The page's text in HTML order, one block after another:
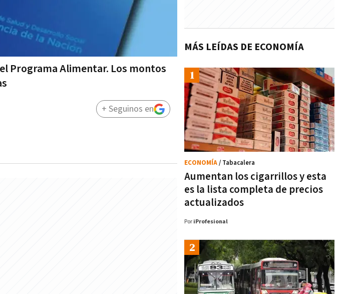
Programa Alimentar. Los montos
+ Seguinos en
MÁS LEÍDAS DE ECONOMÍA
Aumentan los cigarrillos y esta
es la lista completa de precios
actualizados
ECONOMÍA/ Tabacalera
Por iProfesional